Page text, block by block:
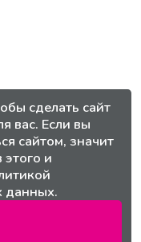
сделать сайт
вас. Если вы
сайтом, значит
и
данных.